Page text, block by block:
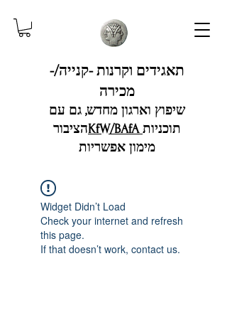
תאגידים וקרנות -קנייה/-
מכירה
שיפוץ וארגון מחדש, גם עם
הציבורKfW/BAfAתוכניות
מימון אפשריות
Widget Didn’t Load
Check your internet and refresh
this page.
If that doesn’t work, contact us.